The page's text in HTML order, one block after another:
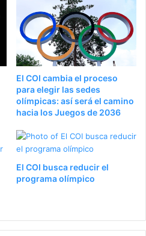
El COI cambia el proceso
para elegir las sedes
olímpicas: así será el camino
hacia los Juegos de 2036
El COI busca reducir el
programa olímpico